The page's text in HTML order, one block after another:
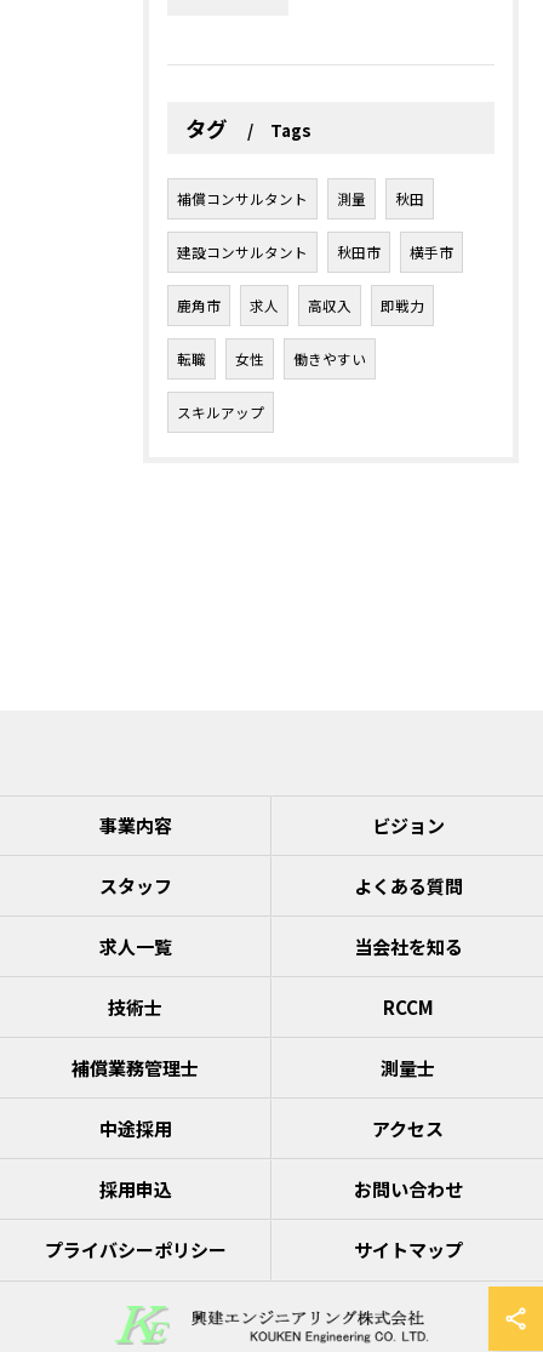
タグ Tags
補償コンサルタント 測量 秋田
建設コンサルタント 秋田市 横手市
鹿角市 求人 高収入 即戦力
転職 女性 働きやすい
スキルアップ
事業内容 ビジョン
スタッフ よくある質問
求人一覧 当会社を知る
技術士 RCCM
補償業務管理士 測量士
中途採用 アクセス
採用申込 お問い合わせ
プライバシーポリシー サイトマップ